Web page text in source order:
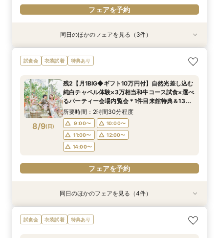
フェアを予約
衣装試着 特典あり
8/8(土)
【愛犬とずっと一緒】挙式も披露宴も叶うペット
婚相談フェア｜マイナビ限定BIG＼Amazonギフ
所要時間：2時間程度
9:00〜
11:00〜
14:30〜
フェアを予約
特典あり
8/8(土)
【初めての方も2軒目の方も◎】60分でご案内！
クイックフェア
10:00〜
13:00〜
15:00〜
16:00〜
フェアを予約
特典あり
8/8(土)
【挙式＆会食*10名59万～】家族だけのシンプル
WD！少人数W相談フェア
10:00〜
11:00〜
14:30〜
16:00〜
フェアを予約
同日のほかのフェアを見る（3件）
試食会 衣装試着 特典あり
8/9(日)
残2【月1BIG◆ギフト10万円付】自然光差し込む
純白チャペル体験×3万相当和牛コース試食×選べ
るパーティー会場内覧会＊1件目来館特典＆130
万優待付き＊
所要時間：2時間30分程度
9:00〜
10:00〜
11:00〜
12:00〜
14:00〜
フェアを予約
衣装試着 特典あり
マイナビ限定BIG【憧れ試着×スイーツ試食付
き】ギフト10万×130万優待◆自然光が降り注ぐ
衣装試着 特典あり
【愛犬とずっと一緒】挙式も披露宴も叶うペット
婚相談フェア｜マイナビ限定BIG＼Amazonギフ
特典あり
【初めての方も2軒目の方も◎】60分でご案内！
クイックフェア
特典あり
【挙式＆会食*10名59万～】家族だけのシンプル
WD！少人数W相談フェア
同日のほかのフェアを見る（4件）
試食会 衣装試着 特典あり